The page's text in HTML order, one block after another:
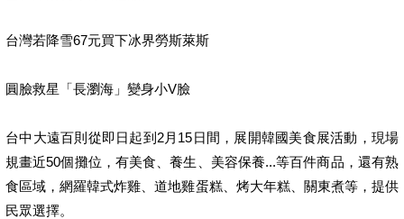
台灣若降雪67元買下冰界勞斯萊斯
圓臉救星「長瀏海」變身小V臉
台中大遠百則從即日起到2月15日間，展開韓國美食展活動，現場
規畫近50個攤位，有美食、養生、美容保養...等百件商品，還有熟
食區域，網羅韓式炸雞、道地雞蛋糕、烤大年糕、關東煮等，提供
民眾選擇。